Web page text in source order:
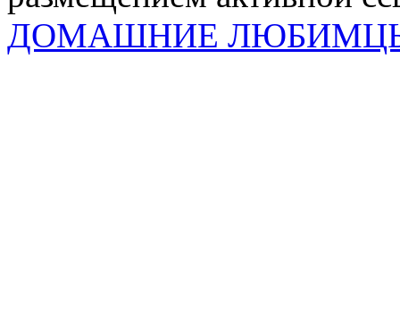
ДОМАШНИЕ